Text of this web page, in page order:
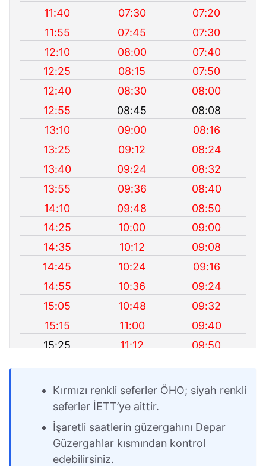
11:40
07:30
07:20
11:55
07:45
07:30
12:10
08:00
07:40
12:25
08:15
07:50
12:40
08:30
08:00
12:55
08:45
08:08
13:10
09:00
08:16
13:25
09:12
08:24
13:40
09:24
08:32
13:55
09:36
08:40
14:10
09:48
08:50
14:25
10:00
09:00
14:35
10:12
09:08
14:45
10:24
09:16
14:55
10:36
09:24
15:05
10:48
09:32
15:15
11:00
09:40
15:25
11:12
09:50
15:45
11:36
10:10
16:00
11:48
16:15
12:00
10:30
16:30
12:12
10:40
16:45
Kırmızı renkli seferler ÖHO; siyah renkli
seferler İETT’ye aittir.
İşaretli saatlerin güzergahını Depar
Güzergahlar kısmından kontrol
edebilirsiniz.